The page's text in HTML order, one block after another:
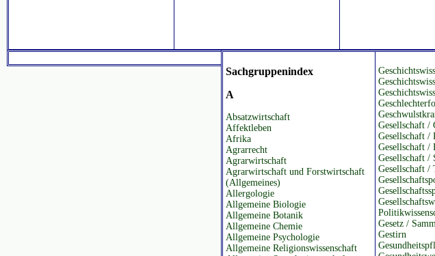
Sachgruppenindex
A
Absatzwirtschaft
Affektleben
Afrika
Agrarrecht
Agrarwirtschaft
Agrarwirtschaft und Forstwirtschaft
(Allgemeines)
Allergologie
Allgemeine Biologie
Allgemeine Botanik
Allgemeine Chemie
Allgemeine Psychologie
Allgemeine Religionswissenschaft
Gesellschaft /
Gesellschaft /
Gesellschaft /
Gesellschaft /
Gesellschaft /
Gesetz /
Gestirn